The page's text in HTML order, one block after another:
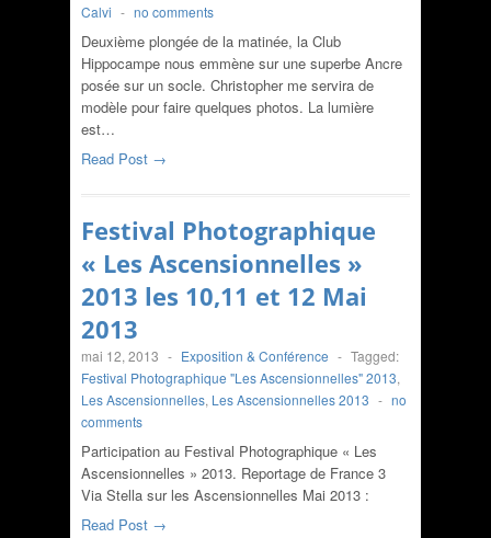
Calvi - no comments
Deuxième plongée de la matinée, la Club
Hippocampe nous emmène sur une superbe Ancre
posée sur un socle. Christopher me servira de
modèle pour faire quelques photos. La lumière
est…
Read Post →
Festival Photographique
« Les Ascensionnelles »
2013 les 10,11 et 12 Mai
2013
mai 12, 2013 - Exposition & Conférence - Tagged:
Festival Photographique "Les Ascensionnelles" 2013,
Les Ascensionnelles, Les Ascensionnelles 2013 - no
comments
Participation au Festival Photographique « Les
Ascensionnelles » 2013. Reportage de France 3
Via Stella sur les Ascensionnelles Mai 2013 :
Read Post →